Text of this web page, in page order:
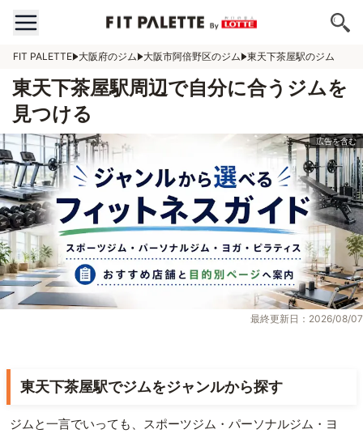
FIT PALETTE 大阪府のジム 大阪市阿倍野区のジム 東天下茶屋駅のジム
東天下茶屋駅周辺で自分に合うジムを
見つける
最終更新日：2026/08/07
東天下茶屋駅でジムをジャンルから探す
ジムと一言でいっても、スポーツジム・パーソナルジム・ヨ